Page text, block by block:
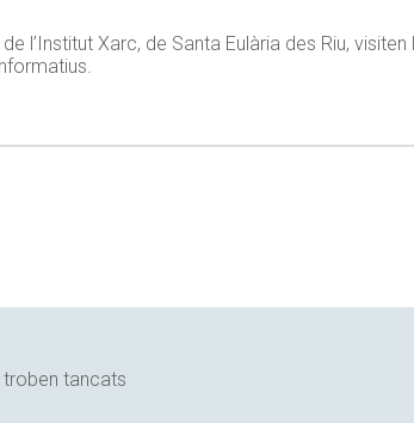
l’Institut Xarc, de Santa Eulària des Riu,
troben tancats